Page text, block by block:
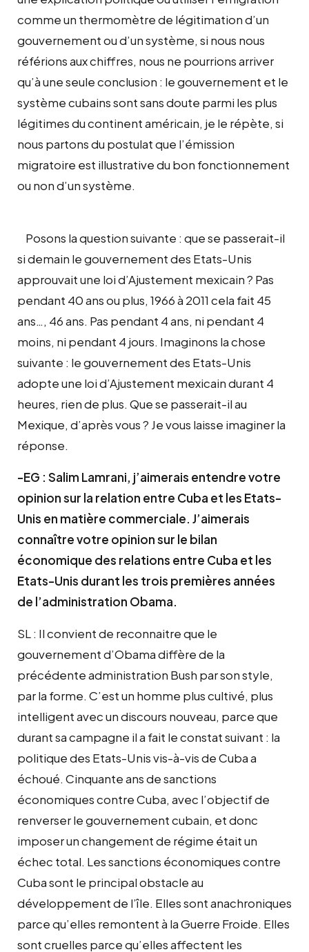
comme un thermomètre de légitimation d’un
gouvernement ou d’un système, si nous nous
référions aux chiffres, nous ne pourrions arriver
qu’à une seule conclusion : le gouvernement et le
système cubains sont sans doute parmi les plus
légitimes du continent américain, je le répète, si
nous partons du postulat que l’émission
migratoire est illustrative du bon fonctionnement
ou non d’un système.
Posons la question suivante : que se passerait-il
si demain le gouvernement des Etats-Unis
approuvait une loi d’Ajustement mexicain ? Pas
pendant 40 ans ou plus, 1966 à 2011 cela fait 45
ans…, 46 ans. Pas pendant 4 ans, ni pendant 4
moins, ni pendant 4 jours. Imaginons la chose
suivante : le gouvernement des Etats-Unis
adopte une loi d’Ajustement mexicain durant 4
heures, rien de plus. Que se passerait-il au
Mexique, d’après vous ? Je vous laisse imaginer la
réponse.
-EG : Salim Lamrani, j’aimerais entendre votre
opinion sur la relation entre Cuba et les Etats-
Unis en matière commerciale. J’aimerais
connaître votre opinion sur le bilan
économique des relations entre Cuba et les
Etats-Unis durant les trois premières années
de l’administration Obama.
SL : Il convient de reconnaitre que le
gouvernement d’Obama diffère de la
précédente administration Bush par son style,
par la forme. C’est un homme plus cultivé, plus
intelligent avec un discours nouveau, parce que
durant sa campagne il a fait le constat suivant : la
politique des Etats-Unis vis-à-vis de Cuba a
échoué. Cinquante ans de sanctions
économiques contre Cuba, avec l’objectif de
renverser le gouvernement cubain, et donc
imposer un changement de régime était un
échec total. Les sanctions économiques contre
Cuba sont le principal obstacle au
développement de l’île. Elles sont anachroniques
parce qu’elles remontent à la Guerre Froide. Elles
sont cruelles parce qu’elles affectent les